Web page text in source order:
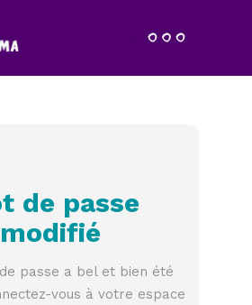
de passe
modifié
passe a bel et bien été
vous à votre espace